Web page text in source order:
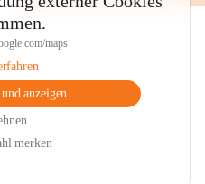
maps
anzeigen
merken